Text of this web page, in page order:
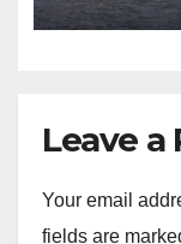
Leave a
Your email
fields are